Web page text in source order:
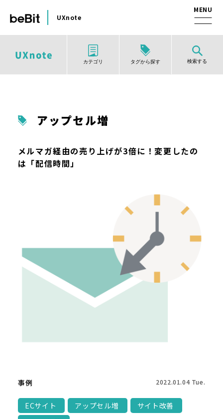
UXnote
カテゴリ タグから探す 検索する
アップセル増
メルマガ経由の売り上げが3倍に！変更したの
は「配信時間」
事例 2022.01.04 Tue.
ECサイト アップセル増
サイト改善